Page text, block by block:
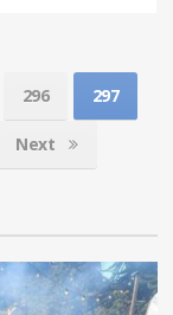
296 297
Next